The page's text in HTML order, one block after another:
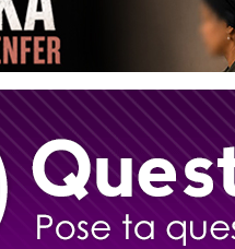
3 personnes
2 personnes
3 personnes
2 nouvelles
8 personnes
Nouvelle émission
Ariel vient de donner